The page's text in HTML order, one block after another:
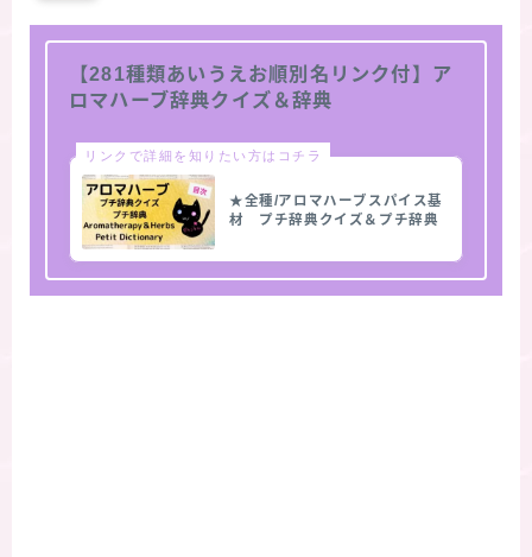
【281種類あいうえお順別名リンク付】ア
ロマハーブ辞典クイズ＆辞典
リンクで詳細を知りたい方はコチラ
★全種/アロマハーブスパイス基
材 プチ辞典クイズ＆プチ辞典